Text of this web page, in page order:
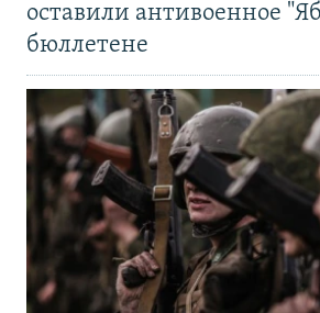
оставили антивоенное
бюллетене